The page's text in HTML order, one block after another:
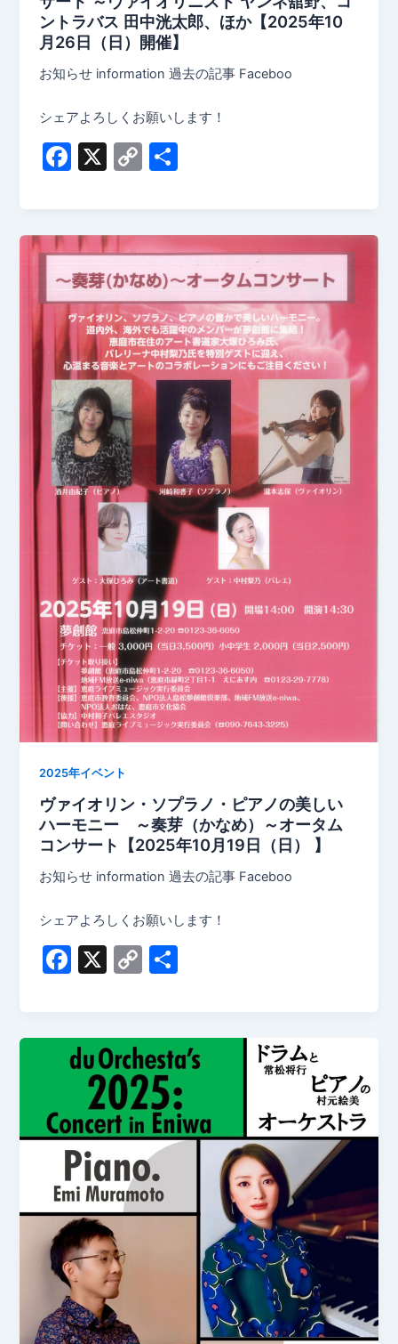
ントラバス 田中洸太郎、ほか【2025年10
月26日（日）開催】
お知らせ information 過去の記事 Faceboo
シェアよろしくお願いします！
F
e
b
o
o
k
X
C
y
Li
n
k
2025年イベント
ヴァイオリン・ソプラノ・ピアノの美しい
ハーモニー ～奏芽（かなめ）～オータム
コンサート【2025年10月19日（日） 】
お知らせ information 過去の記事 Faceboo
シェアよろしくお願いします！
F
e
b
o
o
k
X
C
y
Li
n
k